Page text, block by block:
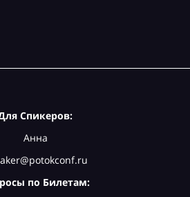
Спикеров:
Анна
по Билетам: